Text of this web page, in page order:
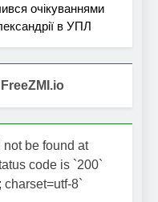
очікуваннями
в УПЛ
not be found at
code is `200`
charset=utf-8`